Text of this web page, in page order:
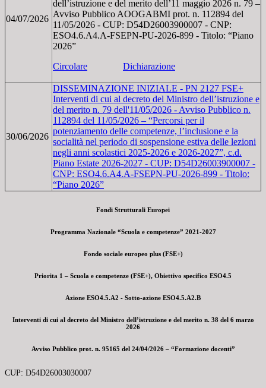
04/07/2026
dell’istruzione e del merito dell’11 maggio 2026 n. 79 –
Avviso Pubblico AOOGABMI prot. n. 112894 del
11/05/2026 - CUP: D54D26003900007 - CNP:
ESO4.6.A4.A-FSEPN-PU-2026-899 - Titolo: “Piano
2026”
Circolare
Dichiarazione
30/06/2026
DISSEMINAZIONE INIZIALE - PN 2127 FSE+
Interventi di cui al decreto del Ministro dell’istruzione e
del merito n. 79 dell'11/05/2026 - Avviso Pubblico n.
112894 del 11/05/2026 – “Percorsi per il
potenziamento delle competenze, l’inclusione e la
socialità nel periodo di sospensione estiva delle lezioni
negli anni scolastici 2025-2026 e 2026-2027”, c.d.
Piano Estate 2026-2027 - CUP: D54D26003900007 -
CNP: ESO4.6.A4.A-FSEPN-PU-2026-899 - Titolo:
“Piano 2026”
Fondi Strutturali Europei
Programma Nazionale “Scuola e competenze” 2021-2027
Fondo sociale europeo plus (FSE+)
Priorita 1 – Scuola e competenze (FSE+), Obiettivo specifico ESO4.5
Azione ESO4.5.A2 - Sotto-azione ESO4.5.A2.B
Interventi di cui al decreto del Ministro dell’istruzione e del merito n. 38 del 6 marzo
2026
Avviso Pubblico prot. n. 95165 del 24/04/2026 – “Formazione docenti”
CUP: D54D26003030007